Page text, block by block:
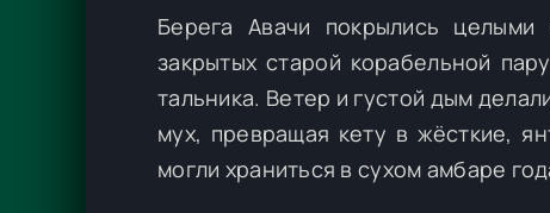
Берега Авачи покрылись целыми
закрытых старой корабельной
тальника. Ветер и густой дым
мух, превращая кету в жёсткие,
могли храниться в сухом амбаре